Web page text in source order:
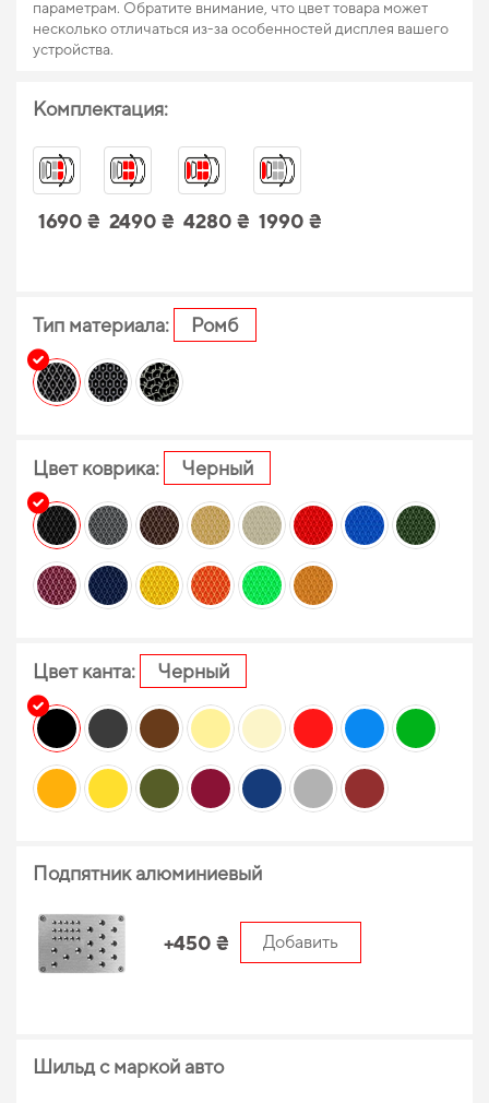
параметрам. Обратите внимание, что цвет товара может
несколько отличаться из-за особенностей дисплея вашего
устройства.
Комплектация:
1690 ₴ 2490 ₴ 4280 ₴ 1990 ₴
Тип материала: Ромб
Цвет коврика: Черный
Цвет канта: Черный
Подпятник алюминиевый
+450 ₴ Добавить
Шильд с маркой авто